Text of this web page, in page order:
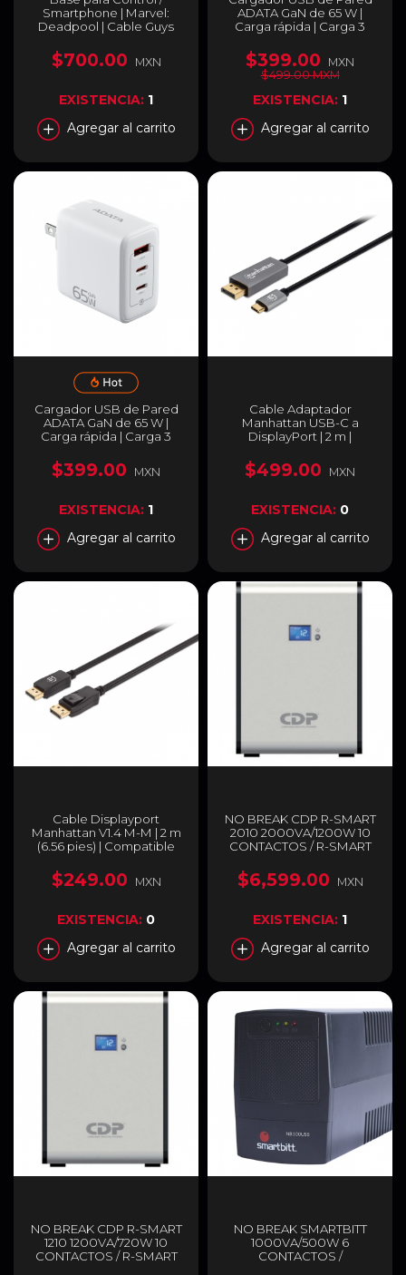
Smartphone | Marvel:
Deadpool | Cable Guys
$700.00 MXN
EXISTENCIA: 1
Agregar al carrito
ADATA GaN de 65 W |
Carga rápida | Carga 3
simultánea | USB-A / USB-
C | Color Negro |
CHARGERU-0653-
QCPDBK
$399.00
MXN
$499.00 MXM
EXISTENCIA: 1
Agregar al carrito
Cargador USB de Pared
ADATA GaN de 65 W |
Carga rápida | Carga 3
simultánea | USB-A / USB-
C | Color Blanco |
QCPDWH
$399.00 MXN
EXISTENCIA: 1
Agregar al carrito
Cable Adaptador
Manhattan USB-C a
DisplayPort | 2 m |
chapados en oro | Negro |
354844
$499.00 MXN
EXISTENCIA: 0
Agregar al carrito
Cable Displayport
Manhattan V1.4 M-M | 2 m
(6.56 pies) | Compatible
Negro | 353618
$249.00 MXN
EXISTENCIA: 0
Agregar al carrito
NO BREAK CDP R-SMART
2010 2000VA/1200W 10
CONTACTOS / R-SMART
$6,599.00 MXN
EXISTENCIA: 1
Agregar al carrito
NO BREAK CDP R-SMART
1210 1200VA/720W 10
CONTACTOS / R-SMART
NO BREAK SMARTBITT
1000VA/500W 6
CONTACTOS /